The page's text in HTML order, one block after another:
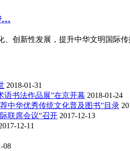
…
创新性发展，提升中华文明国际
2018-01-31
书法作品展”在京开幕 2018-01-24
中华优秀传统文化普及图书”目录
联席会议”召开 2017-12-13
12-11
08